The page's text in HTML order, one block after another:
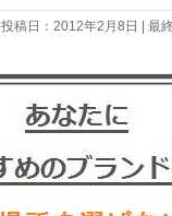
投稿日：2012年2月8日 | 最